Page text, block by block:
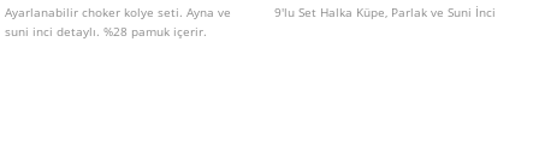
Ayarlanabilir choker kolye seti. Ayna ve
suni inci detaylı. %28 pamuk içerir.
9'lu Set Halka Küpe, Parlak ve Suni İnci